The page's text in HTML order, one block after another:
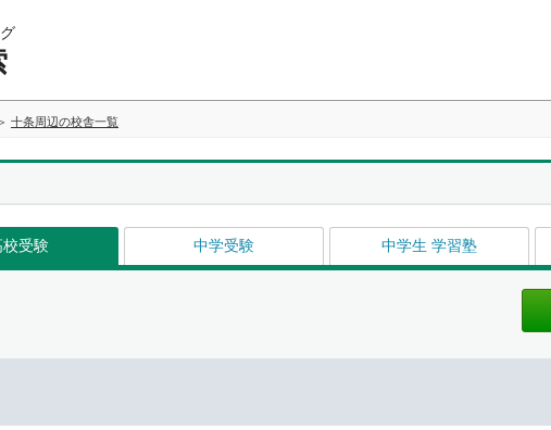
十条周辺の校舎一覧
校受験 中学受験 中学生 学習塾